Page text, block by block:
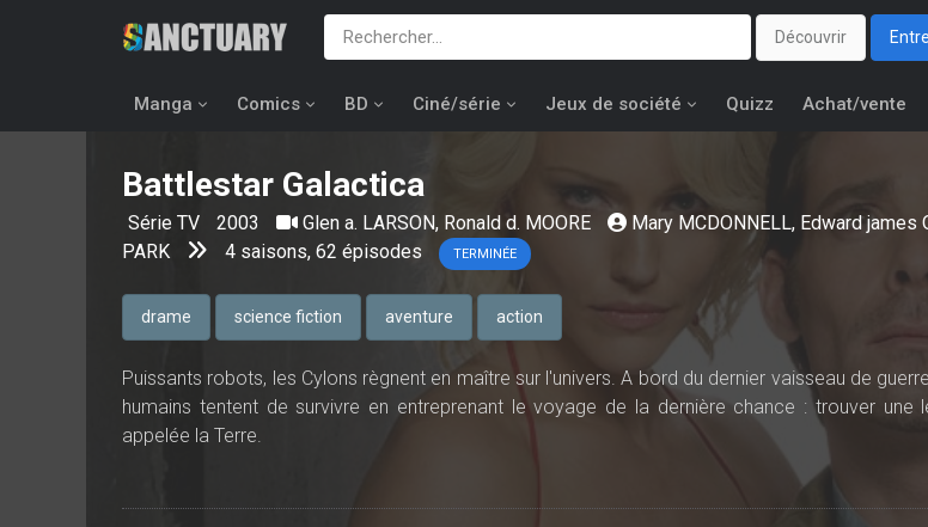
Découvrir
Manga Comics BD Ciné/série Jeux de société Quizz Achat/vente
Battlestar Galactica
Série TV 2003 Glen a. LARSON, Ronald d. MOORE Mary MCDONNELL, Edward james
PARK
4 saisons, 62 épisodes TERMINÉE
drame science fiction aventure action
Puissants robots, les Cylons règnent en maître sur l'univers. A bord du dernier vaisseau de
humains tentent de survivre en entreprenant le voyage de la dernière chance : trouver une
appelée la Terre.